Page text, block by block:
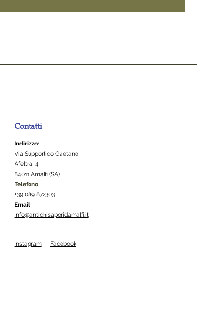
Contatti
Indirizzo:
Via Supportico Gaetano
Afeltra, 4
84011 Amalfi (SA)
Telefono
+39 089 872303
Email
info@antichisaporidamalfi.it
Instagram Facebook